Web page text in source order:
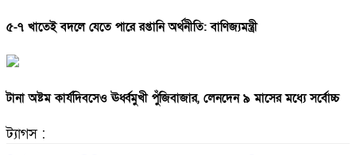
৫-৭ খাতেই বদলে যেতে পারে রপ্তানি অর্থনীতি: বাণিজ্যমন্ত্রী
টানা অষ্টম কার্যদিবসেও ঊর্ধ্বমুখী পুঁজিবাজার, লেনদেন ৯ মাসের মধ্যে সর্বোচ্চ
ট্যাগস :